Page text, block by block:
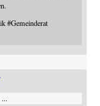
#Gemeinderat